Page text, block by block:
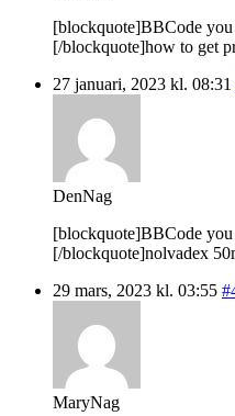
[blockquote]BBCode
[/blockquote]how to get
27 januari, 2023 kl. 08:31
DenNag
[blockquote]BBCode
[/blockquote]nolvadex
29 mars, 2023 kl. 03:55
MaryNag